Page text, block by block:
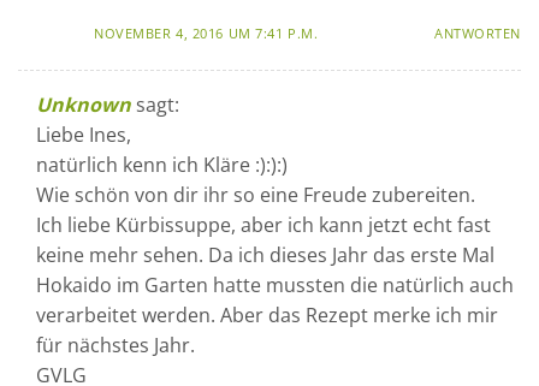
NOVEMBER 4, 2016 UM 7:41 P.M. ANTWORTEN
Unknown sagt:
Liebe Ines,
natürlich kenn ich Kläre :):):)
Wie schön von dir ihr so eine Freude zubereiten.
Ich liebe Kürbissuppe, aber ich kann jetzt echt fast
keine mehr sehen. Da ich dieses Jahr das erste Mal
Hokaido im Garten hatte mussten die natürlich auch
verarbeitet werden. Aber das Rezept merke ich mir
für nächstes Jahr.
GVLG